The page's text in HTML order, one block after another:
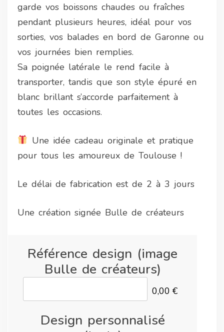
garde vos boissons chaudes ou fraîches
pendant plusieurs heures, idéal pour vos
sorties, vos balades en bord de Garonne ou
vos journées bien remplies.
Sa poignée latérale le rend facile à
transporter, tandis que son style épuré en
blanc brillant s’accorde parfaitement à
toutes les occasions.
Une idée cadeau originale et pratique
pour tous les amoureux de Toulouse !
Le délai de fabrication est de 2 à 3 jours
Une création signée Bulle de créateurs
Référence design (image
Bulle de créateurs)
0,00 €
Design personnalisé